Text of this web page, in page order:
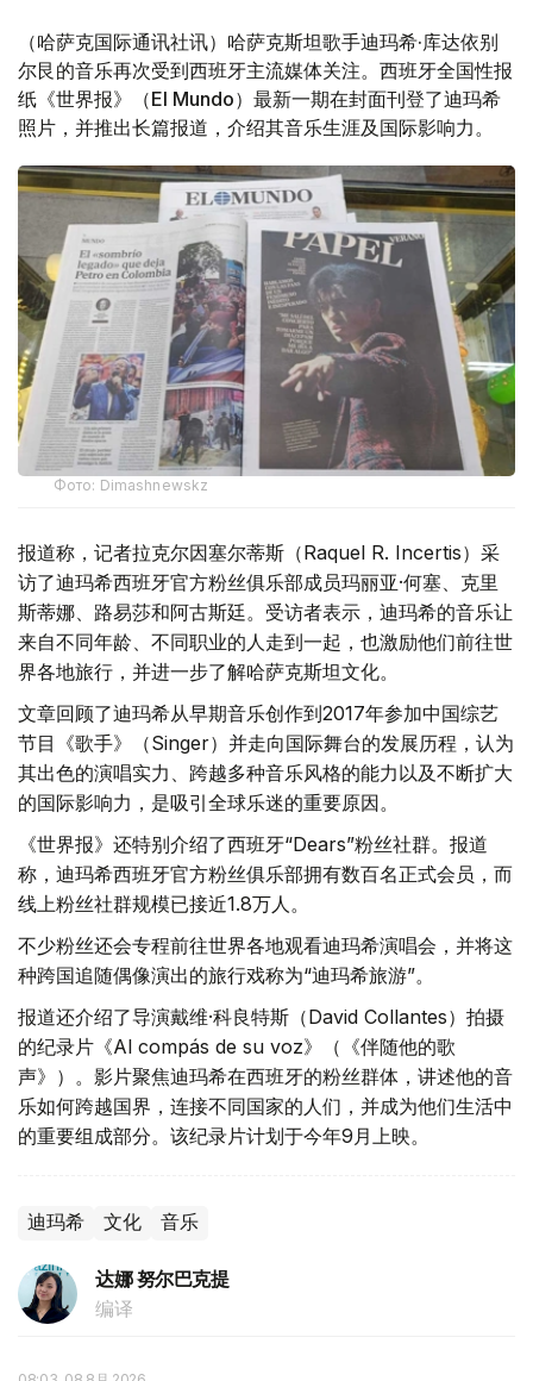
（哈萨克国际通讯社讯）哈萨克斯坦歌手迪玛希·库达依别
尔艮的音乐再次受到西班牙主流媒体关注。西班牙全国性报
纸《世界报》（El Mundo）最新一期在封面刊登了迪玛希
照片，并推出长篇报道，介绍其音乐生涯及国际影响力。
Фото: Dimashnewskz
报道称，记者拉克尔因塞尔蒂斯（Raquel R. Incertis）采
访了迪玛希西班牙官方粉丝俱乐部成员玛丽亚·何塞、克里
斯蒂娜、路易莎和阿古斯廷。受访者表示，迪玛希的音乐让
来自不同年龄、不同职业的人走到一起，也激励他们前往世
界各地旅行，并进一步了解哈萨克斯坦文化。
文章回顾了迪玛希从早期音乐创作到2017年参加中国综艺
节目《歌手》（Singer）并走向国际舞台的发展历程，认为
其出色的演唱实力、跨越多种音乐风格的能力以及不断扩大
的国际影响力，是吸引全球乐迷的重要原因。
《世界报》还特别介绍了西班牙“Dears”粉丝社群。报道
称，迪玛希西班牙官方粉丝俱乐部拥有数百名正式会员，而
线上粉丝社群规模已接近1.8万人。
不少粉丝还会专程前往世界各地观看迪玛希演唱会，并将这
种跨国追随偶像演出的旅行戏称为“迪玛希旅游”。
报道还介绍了导演戴维·科良特斯（David Collantes）拍摄
的纪录片《Al compás de su voz》（《伴随他的歌
声》）。影片聚焦迪玛希在西班牙的粉丝群体，讲述他的音
乐如何跨越国界，连接不同国家的人们，并成为他们生活中
的重要组成部分。该纪录片计划于今年9月上映。
迪玛希 文化 音乐
达娜 努尔巴克提
编译